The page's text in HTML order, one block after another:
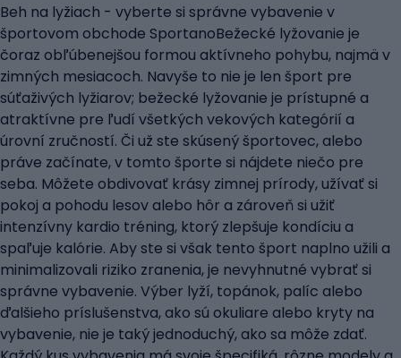
Beh na lyžiach - vyberte si správne vybavenie v
športovom obchode SportanoBežecké lyžovanie je
čoraz obľúbenejšou formou aktívneho pohybu, najmä v
zimných mesiacoch. Navyše to nie je len šport pre
súťaživých lyžiarov; bežecké lyžovanie je prístupné a
atraktívne pre ľudí všetkých vekových kategórií a
úrovní zručností. Či už ste skúsený športovec, alebo
práve začínate, v tomto športe si nájdete niečo pre
seba. Môžete obdivovať krásy zimnej prírody, užívať si
pokoj a pohodu lesov alebo hôr a zároveň si užiť
intenzívny kardio tréning, ktorý zlepšuje kondíciu a
spaľuje kalórie. Aby ste si však tento šport naplno užili a
minimalizovali riziko zranenia, je nevyhnutné vybrať si
správne vybavenie. Výber lyží, topánok, palíc alebo
ďalšieho príslušenstva, ako sú okuliare alebo kryty na
vybavenie, nie je taký jednoduchý, ako sa môže zdať.